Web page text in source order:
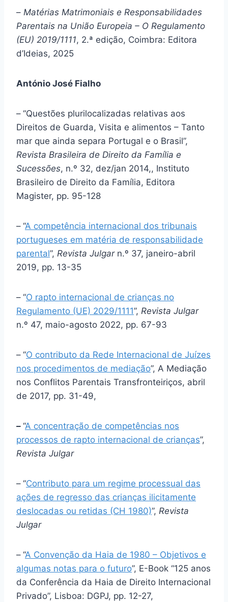
– Matérias Matrimoniais e Responsabilidades
Parentais na União Europeia – O Regulamento
(EU) 2019/1111, 2.ª edição, Coimbra: Editora
d’Ideias, 2025
António José Fialho
– “Questões plurilocalizadas relativas aos
Direitos de Guarda, Visita e alimentos – Tanto
mar que ainda separa Portugal e o Brasil”,
Revista Brasileira de Direito da Família e
Sucessões, n.º 32, dez/jan 2014,, Instituto
Brasileiro de Direito da Família, Editora
Magister, pp. 95-128
– “A competência internacional dos tribunais
portugueses em matéria de responsabilidade
parental”, Revista Julgarn.º 37, janeiro-abril
2019, pp. 13-35
– “O rapto internacional de crianças no
Regulamento (UE) 2029/1111”, Revista Julgar
n.º 47, maio-agosto 2022, pp. 67-93
– “O contributo da Rede Internacional de Juízes
nos procedimentos de mediação”, A Mediação
nos Conflitos Parentais Transfronteiriços, abril
de 2017, pp. 31-49,
– “A concentração de competências nos
processos de rapto internacional de crianças”,
Revista Julgar
– “Contributo para um regime processual das
ações de regresso das crianças ilicitamente
deslocadas ou retidas (CH 1980)”, Revista
Julgar
– “A Convenção da Haia de 1980 – Objetivos e
algumas notas para o futuro”, E-Book “125 anos
da Conferência da Haia de Direito Internacional
Privado”, Lisboa: DGPJ, pp. 12-27,